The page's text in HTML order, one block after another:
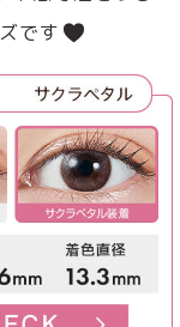
です